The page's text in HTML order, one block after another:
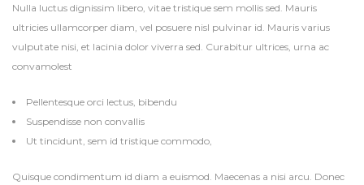
Nulla luctus dignissim libero, vitae tristique sem mollis sed. Mauris
ultricies ullamcorper diam, vel posuere nisl pulvinar id. Mauris varius
vulputate nisi, et lacinia dolor viverra sed. Curabitur ultrices, urna ac
convamolest
Pellentesque orci lectus, bibendu
Suspendisse non convallis
Ut tincidunt, sem id tristique commodo,
Quisque condimentum id diam a euismod. Maecenas a nisi arcu. Donec